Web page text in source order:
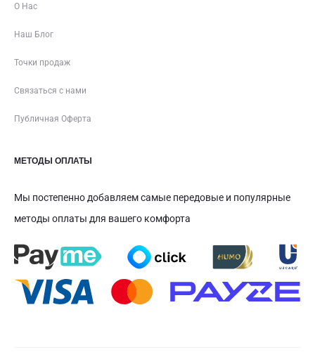
О Нас
Наш Блог
Точки продаж
Связаться с нами
Публичная Оферта
МЕТОДЫ ОПЛАТЫ
Мы постепенно добавляем самые передовые и популярные
методы оплаты для вашего комфорта